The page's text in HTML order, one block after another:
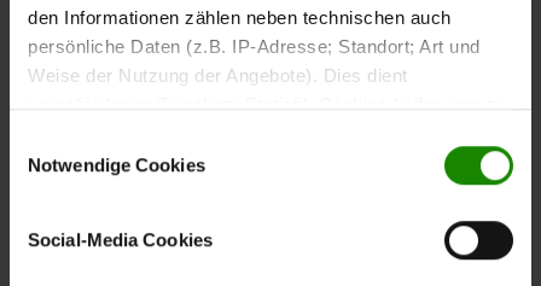
den Informationen zählen neben technischen auch
persönliche Daten (z.B. IP-Adresse; Standort; Art und
Weise der Nutzung der Angebote). Dies dient
verschiedenen Zwecken: Statistik Cookies helfen uns zu
nutzen, indem sie Informationen sammeln und sie
anonymisiert für statistische Zwecke auszuwerten.
Marketing Cookies helfen uns, Ihnen personalisierte
Werbung anzuzeigen. Social-Media-Cookies ermöglichen
Notwendige Cookies
Social-Media Cookies
Maße und Verwendung
passt die
Kissenhülle auf viele gängige Kissenfüllungen.
Die Lieferung erfolgtohne Füllung
, sodass du dein